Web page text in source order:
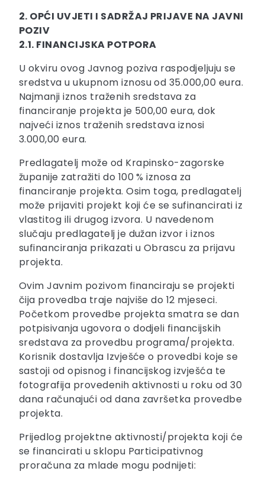
2. OPĆI UVJETI I SADRŽAJ PRIJAVE NA JAVNI
POZIV
2.1. FINANCIJSKA POTPORA
U okviru ovog Javnog poziva raspodjeljuju se
sredstva u ukupnom iznosu od 35.000,00 eura.
Najmanji iznos traženih sredstava za
financiranje projekta je 500,00 eura, dok
najveći iznos traženih sredstava iznosi
3.000,00 eura.
Predlagatelj može od Krapinsko-zagorske
županije zatražiti do 100 % iznosa za
financiranje projekta. Osim toga, predlagatelj
može prijaviti projekt koji će se sufinancirati iz
vlastitog ili drugog izvora. U navedenom
slučaju predlagatelj je dužan izvor i iznos
sufinanciranja prikazati u Obrascu za prijavu
projekta.
Ovim Javnim pozivom financiraju se projekti
čija provedba traje najviše do 12 mjeseci.
Početkom provedbe projekta smatra se dan
potpisivanja ugovora o dodjeli financijskih
sredstava za provedbu programa/projekta.
Korisnik dostavlja Izvješće o provedbi koje se
sastoji od opisnog i financijskog izvješća te
fotografija provedenih aktivnosti u roku od 30
dana računajući od dana završetka provedbe
projekta.
Prijedlog projektne aktivnosti/projekta koji će
se financirati u sklopu Participativnog
proračuna za mlade mogu podnijeti: